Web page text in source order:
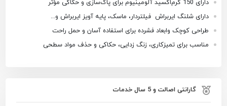
دارای 150 گرم
اکسید آلومینیوم برای پاک‌سازی و حکاکی مؤثر
دارای شلنگ ایربراش فیلتردار، ماسک، پایه آویز ایربراش و...
طراحی کوچک وابعاد فشرده برای استفاده آسان و حمل راحت
مناسب برای تمیزکاری، زنگ زدایی، حکاکی و حذف مواد سطحی
گارانتی اصالت و 5 سال خدمات